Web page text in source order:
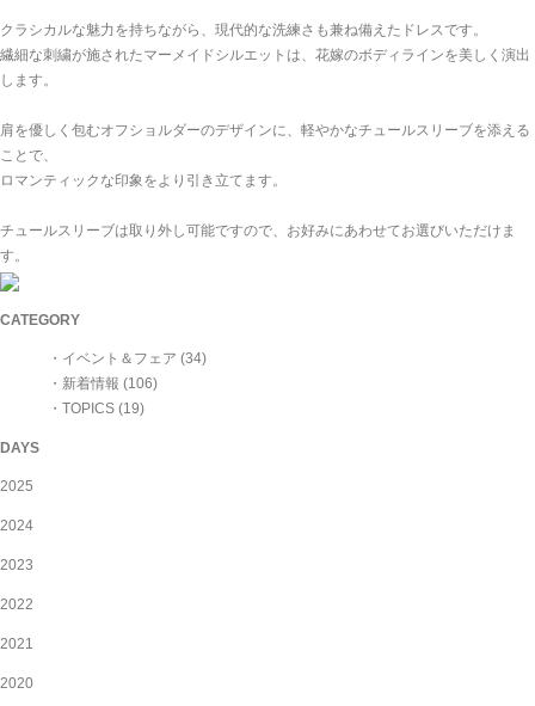
クラシカルな魅力を持ちながら、現代的な洗練さも兼ね備えたドレスです。
繊細な刺繍が施されたマーメイドシルエットは、花嫁のボディラインを美しく演出
します。
肩を優しく包むオフショルダーのデザインに、軽やかなチュールスリーブを添える
ことで、
ロマンティックな印象をより引き立てます。
チュールスリーブは取り外し可能ですので、お好みにあわせてお選びいただけま
す。
CATEGORY
・イベント＆フェア (34)
・新着情報 (106)
・TOPICS (19)
DAYS
2025
2024
2023
2022
2021
2020